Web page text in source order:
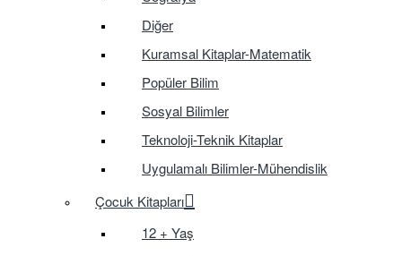
Diğer
Kuramsal Kitaplar-Matematik
Popüler Bilim
Sosyal Bilimler
Teknoloji-Teknik Kitaplar
Uygulamalı Bilimler-Mühendislik
Çocuk Kitapları
12 + Yaş